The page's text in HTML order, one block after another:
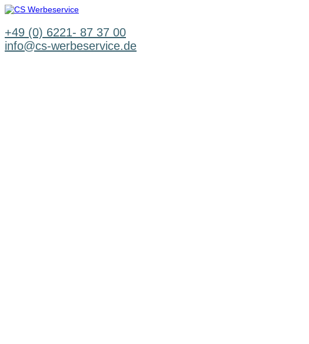
Zum
springen
+49 (0) 6221- 87 37 00
info@cs-werbeservice.de